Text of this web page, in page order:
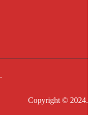
Copyright © 2024.